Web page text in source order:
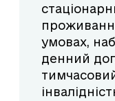
умовах,
денний